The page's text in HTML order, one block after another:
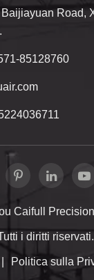
Road,
85128760
Caifull
i diritti riservati.
Politica sulla